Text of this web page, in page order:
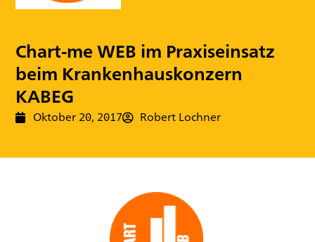
Chart-me WEB im Praxiseinsatz
beim Krankenhauskonzern
KABEG
Oktober 20, 2017 Robert Lochner